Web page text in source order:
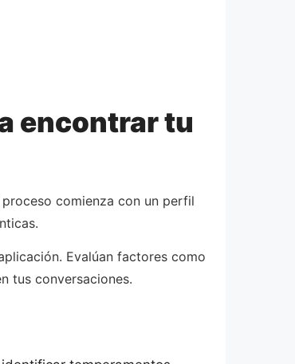
encontrar tu
comienza con un perfil
Evalúan factores como
tus conversaciones.